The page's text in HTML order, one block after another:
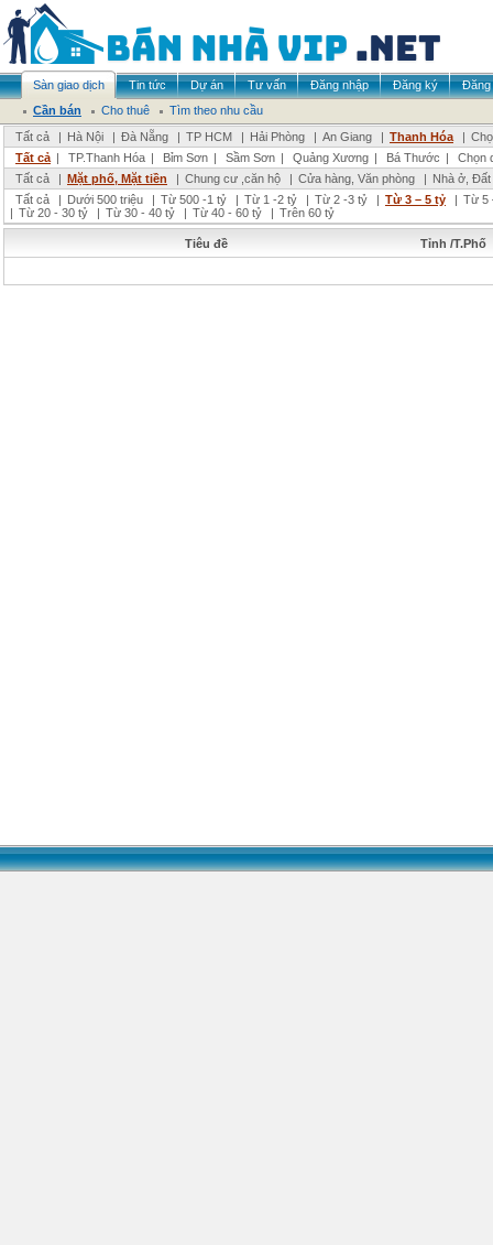
Sàn giao dịch Tin tức Dự án Tư vấn Đăng nhập Đăng ký
Đăng
Cần bán
Cho thuê
Tìm theo nhu cầu
Tất cả
| Hà Nội | Đà Nẵng | TP HCM | Hải Phòng | An Giang | Thanh Hóa |
Tất cả | TP.Thanh Hóa | Bỉm Sơn | Sầm Sơn | Quảng Xương | Bá Thước |
Chọn
Tất cả
| Mặt phố, Mặt tiền | Chung cư ,căn hộ | Cửa hàng, Văn phòng | Nhà ở,
Tất cả
| Dưới 500 triệu | Từ 500 -1 tỷ | Từ 1 -2 tỷ | Từ 2 -3 tỷ | Từ 3 – 5 tỷ | Từ 5
| Từ 20 - 30 tỷ | Từ 30 - 40 tỷ | Từ 40 - 60 tỷ | Trên 60 tỷ
Tiêu đề Tỉnh /T.Phố